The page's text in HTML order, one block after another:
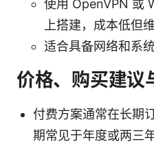
使用 OpenVPN 或
上搭建，成本低但
适合具备网络和系
价格、购买建议
付费方案通常在长期
期常见于年度或两三